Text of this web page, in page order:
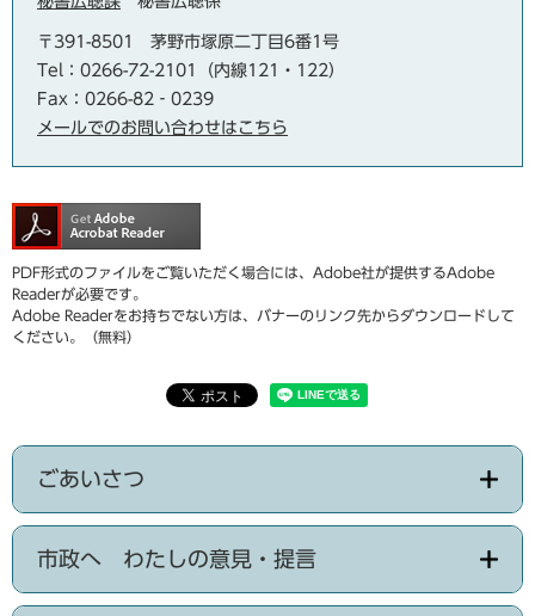
〒391-8501
茅野市塚原二丁目6番1号
Tel：0266-72-2101（内線121・122）
Fax：0266-82‐0239
メールでのお問い合わせはこちら
PDF形式のファイルをご覧いただく場合には、Adobe社が提供するAdobe
Readerが必要です。
Adobe Readerをお持ちでない方は、バナーのリンク先からダウンロードして
ください。（無料）
ごあいさつ
市政へ わたしの意見・提言